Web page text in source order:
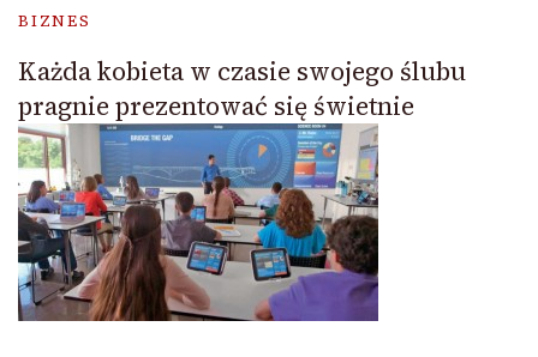
BIZNES
Każda kobieta w czasie swojego ślubu
pragnie prezentować się świetnie